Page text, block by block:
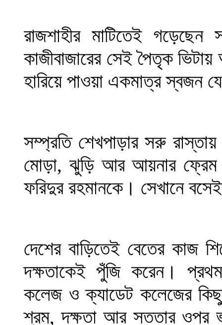
রাজশাহীর মাটিতেই
কাজীবাজারের সেই পৈতৃক
হারিয়ে পাওয়া একমাত্র স্বজন
সম্প্রতি শেখপাড়ার সরু
মোড়া, ঝুড়ি আর আয়নার ফ্রেম।
ফরিদুর রহমানকে। সেখানে
দেশের বাড়িতেই বেতের কাজ
দক্ষতাকেই পুঁজি করেন। প্রথম
কলেজ ও ক্যাডেট কলেজের কিছু
শ্রম, দক্ষতা আর সততার ওপর